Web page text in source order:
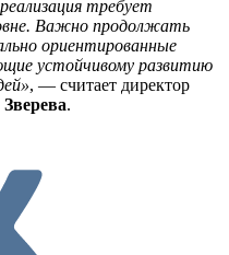
требует
Важно продолжать
ориентированные
устойчивому развитию
, — считает директор
.